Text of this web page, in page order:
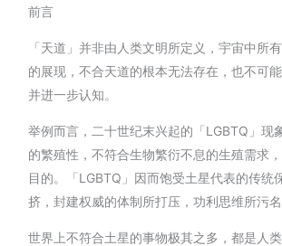
前言
「天道」并非由人类文明所定义，宇宙中所
的展现，不合天道的根本无法存在，也不可
并进一步认知。
举例而言，二十世纪末兴起的「LGBTQ」现
的繁殖性，不符合生物繁衍不息的生殖需求
目的。「LGBTQ」因而饱受土星代表的传统
挤，封建权威的体制所打压，功利思维所污名
世界上不符合土星的事物极其之多，都是人